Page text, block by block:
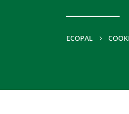
ECOPAL 5